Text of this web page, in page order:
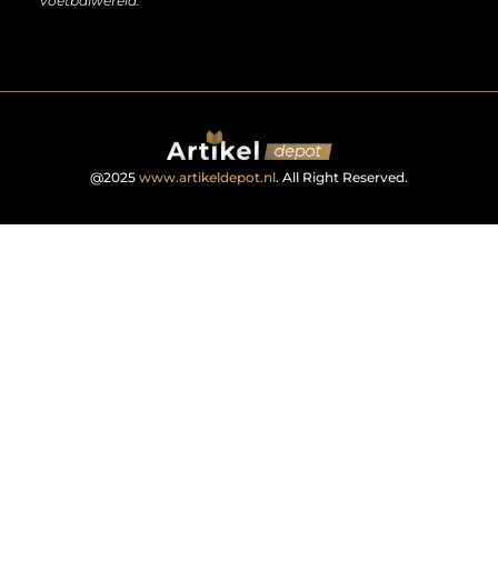
@2025 www.artikeldepot.nl. All Right Reserved.